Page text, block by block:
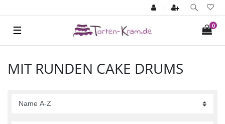
|
0
☰
MIT RUNDEN CAKE DRUMS